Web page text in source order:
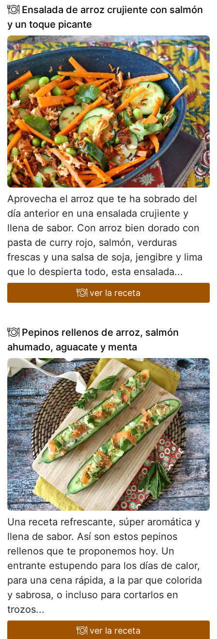
Ensalada de arroz crujiente con salmón
y un toque picante
Aprovecha el arroz que te ha sobrado del
día anterior en una ensalada crujiente y
llena de sabor. Con arroz bien dorado con
pasta de curry rojo, salmón, verduras
frescas y una salsa de soja, jengibre y lima
que lo despierta todo, esta ensalada...
ver la receta
Pepinos rellenos de arroz, salmón
ahumado, aguacate y menta
Una receta refrescante, súper aromática y
llena de sabor. Así son estos pepinos
rellenos que te proponemos hoy. Un
entrante estupendo para los días de calor,
para una cena rápida, a la par que colorida
y sabrosa, o incluso para cortarlos en
trozos...
ver la receta